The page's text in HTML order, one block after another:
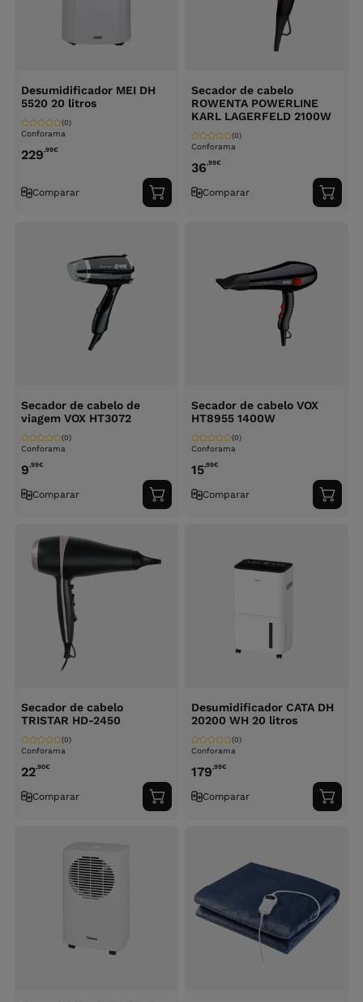
Desumidificador MEI DH
5520 20 litros
Conforama
(0)
229,99€
Comparar
Adicionar
ao
Secador de cabelo
ROWENTA POWERLINE
KARL LAGERFELD 2100W
Conforama
(0)
36,99€
Comparar
ao
Secador de cabelo de
viagem VOX HT3072
Conforama
(0)
9,99€
Comparar
Adicionar
ao
Secador de cabelo VOX
HT8955 1400W
Conforama
(0)
15,99€
Comparar
ao
Secador de cabelo
TRISTAR HD-2450
Conforama
(0)
22,90€
Comparar
Adicionar
ao
Desumidificador CATA DH
20200 WH 20 litros
Conforama
(0)
179,99€
Comparar
ao